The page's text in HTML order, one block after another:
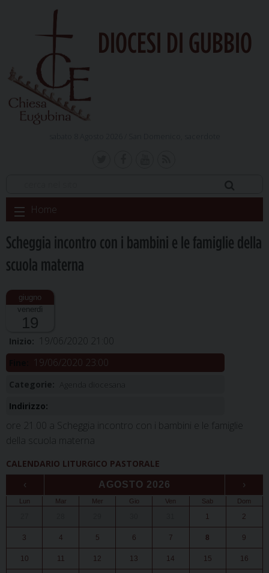
DIOCESI DI GUBBIO
Skip
to
Home
Scheggia incontro con i bambini e le famiglie della
scuola materna
venerdì
19
Inizio: 19/06/2020 21:00
19/06/2020 23:00
Categorie:
Indirizzo:
ore 21.00 a Scheggia incontro con i bambini e le famiglie
della scuola materna
CALENDARIO LITURGICO PASTORALE
‹ AGOSTO 2026 ›
Lun Mar Mer Gio Ven Sab Dom
1 2
3 4 5 6 7 8 9
10 11 12 13 14 15 16